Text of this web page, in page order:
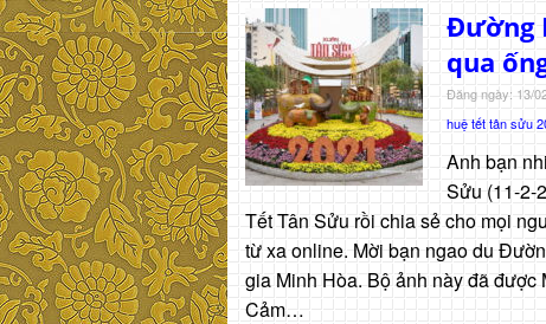
Đường
qua
Đăng ngày: 13/
huệ tết tân sửu
Anh bạn
Sửu (11-2-
Tết Tân Sửu rồi chia sẻ cho mọi
từ xa online. Mời bạn ngao du
gia Minh Hòa. Bộ ảnh này đã
Cảm…